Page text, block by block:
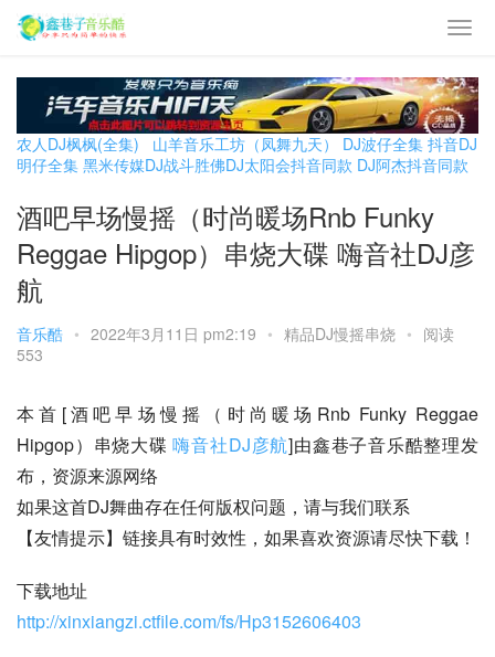
农人DJ枫枫(全集) 山羊音乐工坊（凤舞九天） DJ波仔全集 抖音DJ
明仔全集 黑米传媒DJ战斗胜佛DJ太阳会抖音同款 DJ阿杰抖音同款
酒吧早场慢摇（时尚暖场Rnb Funky
Reggae Hipgop）串烧大碟 嗨音社DJ彦
航
音乐酷 • 2022年3月11日 pm2:19 • 精品DJ慢摇串烧 • 阅读
553
本首[酒吧早场慢摇（时尚暖场Rnb Funky Reggae
Hipgop）串烧大碟 嗨音社DJ彦航]由鑫巷子音乐酷整理发
布，资源来源网络
如果这首DJ舞曲存在任何版权问题，请与我们联系
【友情提示】链接具有时效性，如果喜欢资源请尽快下载！
下载地址
http://xinxiangzi.ctfile.com/fs/Hp3152606403